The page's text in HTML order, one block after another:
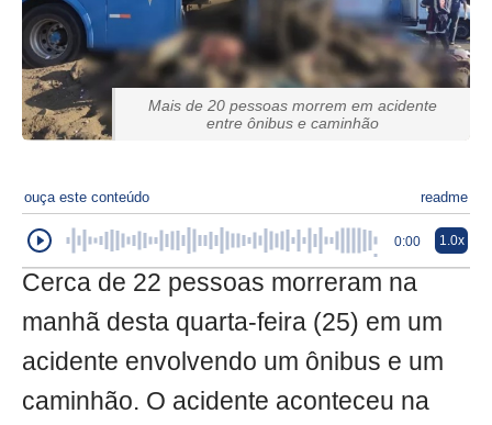
Mais de 20 pessoas morrem em acidente
entre ônibus e caminhão
ouça este conteúdo readme
0:00 1.0x
Cerca de 22 pessoas morreram na
manhã desta quarta-feira (25) em um
acidente envolvendo um ônibus e um
caminhão. O acidente aconteceu na